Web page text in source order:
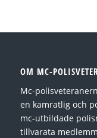
OM MC-
Mc-
en kamratlig och
mc-utbildade
tillvarata